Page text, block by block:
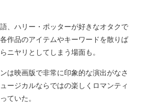
、ハリー・ポッターが好きなオタクで
作品のアイテムやキーワードを散りば
ニヤリとしてしまう場面も。
は映画版で非常に印象的な演出がなさ
ージカルならではの楽しくロマンティ
ていた。